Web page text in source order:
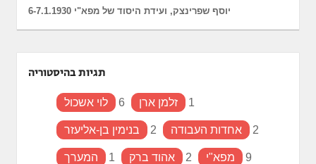
יוסף שפרינצק, ועידת היסוד של מפא"י 6-7.1.1930
תגיות בהיסטוריה
לוי אשכול 6 זלמן ארן 1
בנימין בן-אליעזר 2 אחדות העבודה 2
המערך 1 אהוד ברק 2 מפא"י 9